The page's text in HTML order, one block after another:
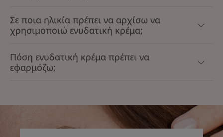
Σε ποια ηλικία πρέπει να αρχίσω να
χρησιμοποιώ ενυδατική κρέμα;
Πόση ενυδατική κρέμα πρέπει να
εφαρμόζω;